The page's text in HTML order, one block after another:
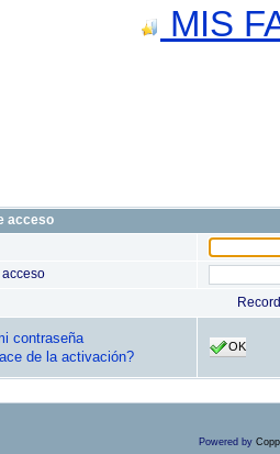
MIS
acceso
contraseña
de la activación?
OK
Powered by